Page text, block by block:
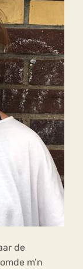
de
m’n